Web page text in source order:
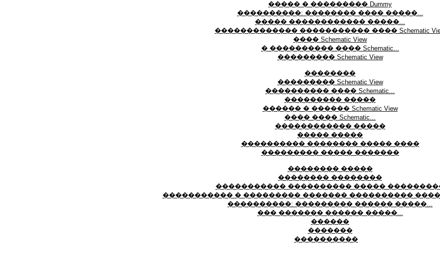
����� � ��������� Dummy
����������: �������� ���� �����...
����� ������������ �����...
������������� ����������� ���� Schematic
���� Schematic View
� ���������� ���� Schematic...
��������� Schematic View
��������
��������� Schematic View
���������� ���� Schematic...
��������� �����
������ � ������ Schematic View
���� ���� Schematic...
������������ �����
����� �����
���������� �������� ����� ����
��������� ����� �������
�������� �����
�������� ��������
����������� ���������� �����
����������� � ��������� ������� ����������
����������: ��������� ������ �����...
��� ������� ������ �����...
������
�������
����������